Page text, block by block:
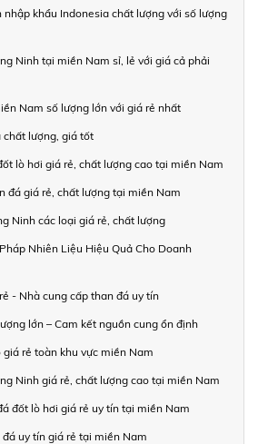
nhập khẩu Indonesia chất lượng với số lượng
Ninh tại miền Nam sỉ, lẻ với giá cả phải
Nam số lượng lớn với giá rẻ nhất
chất lượng, giá tốt
lò hơi giá rẻ, chất lượng cao tại miền Nam
đá giá rẻ, chất lượng tại miền Nam
Ninh các loại giá rẻ, chất lượng
Nhiên Liệu Hiệu Quả Cho Doanh
- Nhà cung cấp than đá uy tín
lớn – Cam kết nguồn cung ổn định
rẻ toàn khu vực miền Nam
Ninh giá rẻ, chất lượng cao tại miền Nam
đốt lò hơi giá rẻ uy tín tại miền Nam
uy tín giá rẻ tại miền Nam